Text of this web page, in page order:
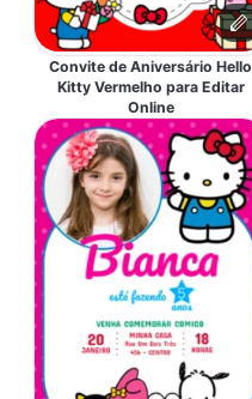
Convite de Aniversário Hello
Kitty Vermelho para Editar
Online